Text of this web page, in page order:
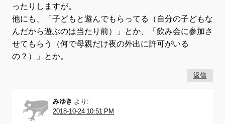
ったりしますが。
他にも、「子どもと遊んでもらってる（自分の子どもな
んだから遊ぶのは当たり前）」とか、「飲み会に参加さ
せてもらう（何で母親だけ夜の外出に許可がいる
の？）」とか。
返信
みゆき より:
2018-10-24 10:51 PM